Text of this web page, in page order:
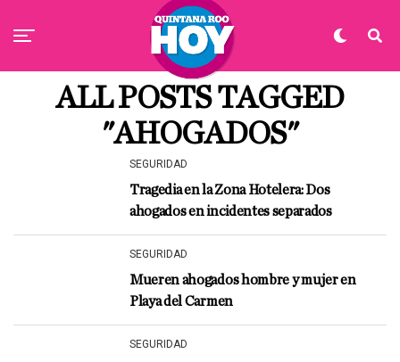
ALL POSTS TAGGED
"AHOGADOS"
SEGURIDAD
Tragedia en la Zona Hotelera: Dos
ahogados en incidentes separados
SEGURIDAD
Mueren ahogados hombre y mujer en
Playa del Carmen
SEGURIDAD